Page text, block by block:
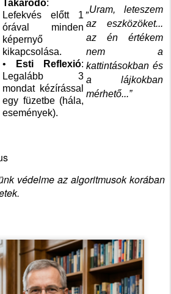
Takarodó:
Lefekvés előtt 1
órával minden
képernyő
kikapcsolása.
•
Esti Reflexió:
Legalább 3
mondat kézírással
egy füzetbe (hála,
események).
„Uram, leteszem
az eszközöket...
az én értékem
nem a
kattintásokban és
a lájkokban
mérhető...”
védelme az algoritmusok korában